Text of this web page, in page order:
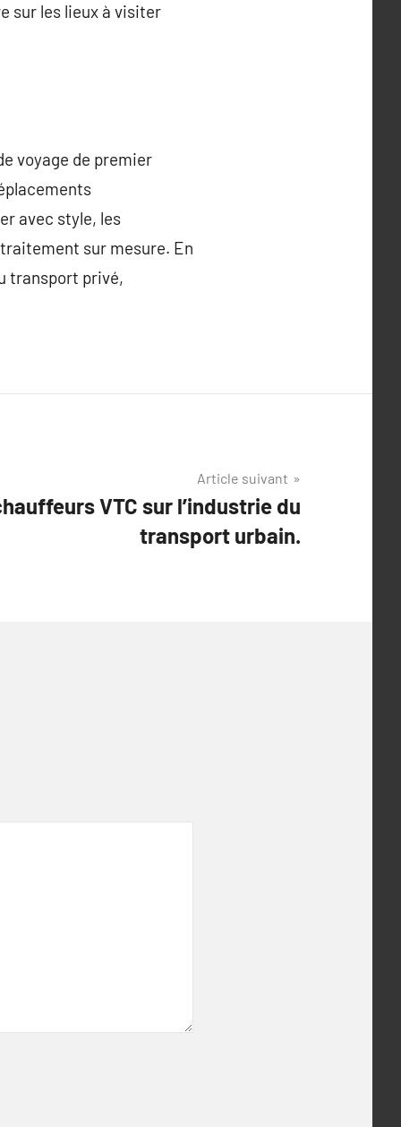
sur les lieux à visiter
voyage de premier
avec style, les
sur mesure. En
transport privé,
Article suivant
VTC sur l’industrie du
transport urbain.